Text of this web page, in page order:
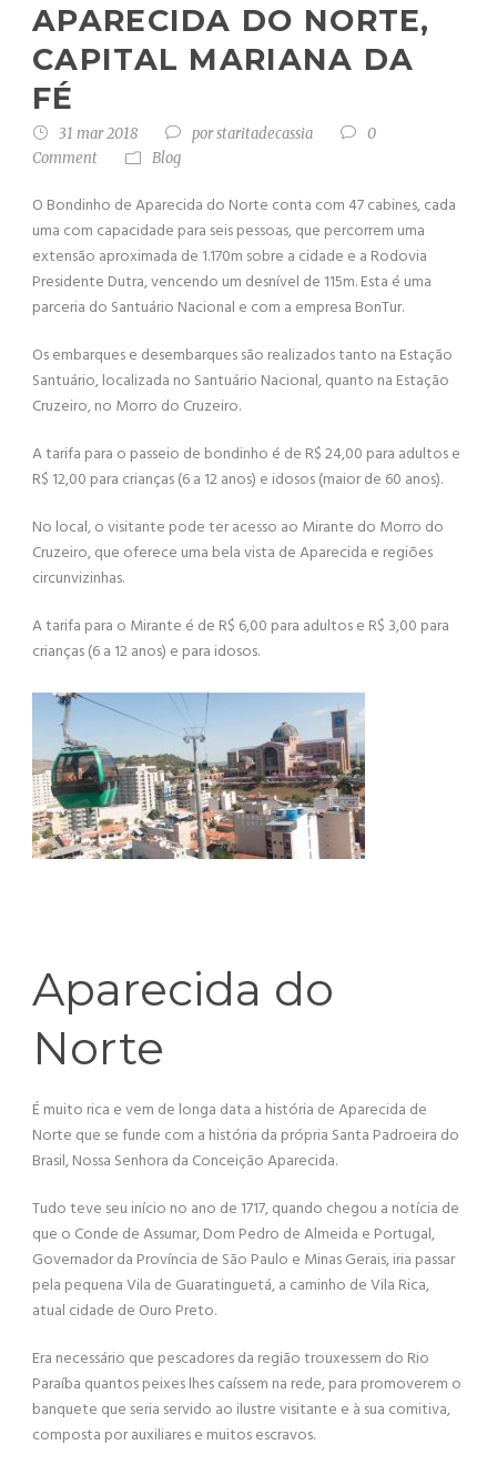
APARECIDA DO NORTE,
CAPITAL MARIANA DA
FÉ
31 mar 2018 porstaritadecassia
0
Comment
Blog
O Bondinho de Aparecida do Norte conta com 47 cabines, cada
uma com capacidade para seis pessoas, que percorrem uma
extensão aproximada de 1.170m sobre a cidade e a Rodovia
Presidente Dutra, vencendo um desnível de 115m. Esta é uma
parceria do Santuário Nacional e com a empresa BonTur.
Os embarques e desembarques são realizados tanto na Estação
Santuário, localizada no Santuário Nacional, quanto na Estação
Cruzeiro, no Morro do Cruzeiro.
A tarifa para o passeio de bondinho é de R$ 24,00 para adultos e
R$ 12,00 para crianças (6 a 12 anos) e idosos (maior de 60 anos).
No local, o visitante pode ter acesso ao Mirante do Morro do
Cruzeiro, que oferece uma bela vista de Aparecida e regiões
circunvizinhas.
A tarifa para o Mirante é de R$ 6,00 para adultos e R$ 3,00 para
crianças (6 a 12 anos) e para idosos.
Aparecida do
Norte
É muito rica e vem de longa data a história de Aparecida de
Norte que se funde com a história da própria Santa Padroeira do
Brasil, Nossa Senhora da Conceição Aparecida.
Tudo teve seu início no ano de 1717, quando chegou a notícia de
que o Conde de Assumar, Dom Pedro de Almeida e Portugal,
Governador da Província de São Paulo e Minas Gerais, iria passar
pela pequena Vila de Guaratinguetá, a caminho de Vila Rica,
atual cidade de Ouro Preto.
Era necessário que pescadores da região trouxessem do Rio
Paraíba quantos peixes lhes caíssem na rede, para promoverem o
banquete que seria servido ao ilustre visitante e à sua comitiva,
composta por auxiliares e muitos escravos.